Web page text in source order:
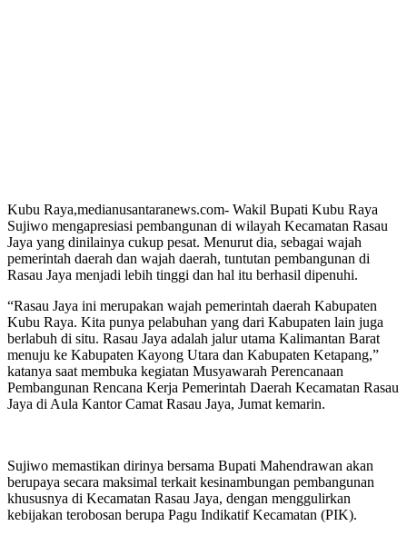
Kubu Raya,medianusantaranews.com- Wakil Bupati Kubu Raya
Sujiwo mengapresiasi pembangunan di wilayah Kecamatan Rasau
Jaya yang dinilainya cukup pesat. Menurut dia, sebagai wajah
pemerintah daerah dan wajah daerah, tuntutan pembangunan di
Rasau Jaya menjadi lebih tinggi dan hal itu berhasil dipenuhi.
“Rasau Jaya ini merupakan wajah pemerintah daerah Kabupaten
Kubu Raya. Kita punya pelabuhan yang dari Kabupaten lain juga
berlabuh di situ. Rasau Jaya adalah jalur utama Kalimantan Barat
menuju ke Kabupaten Kayong Utara dan Kabupaten Ketapang,”
katanya saat membuka kegiatan Musyawarah Perencanaan
Pembangunan Rencana Kerja Pemerintah Daerah Kecamatan Rasau
Jaya di Aula Kantor Camat Rasau Jaya, Jumat kemarin.
Sujiwo memastikan dirinya bersama Bupati Mahendrawan akan
berupaya secara maksimal terkait kesinambungan pembangunan
khususnya di Kecamatan Rasau Jaya, dengan menggulirkan
kebijakan terobosan berupa Pagu Indikatif Kecamatan (PIK).